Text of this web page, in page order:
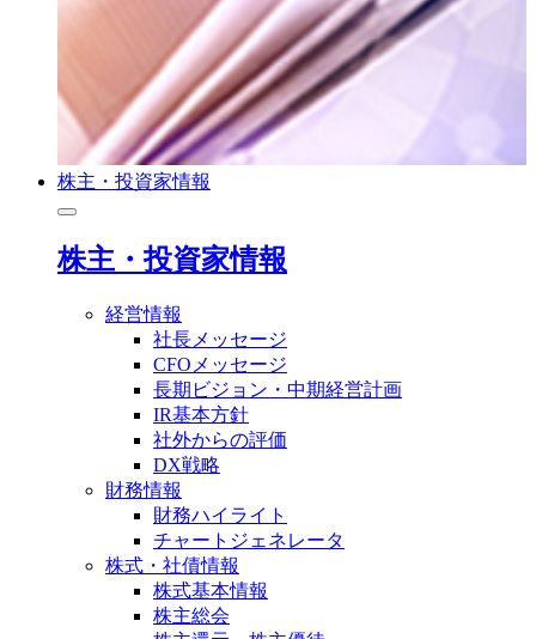
株主・投資家情報
株主・投資家情報
経営情報
社長メッセージ
CFOメッセージ
長期ビジョン・中期経営計画
IR基本方針
社外からの評価
DX戦略
財務情報
財務ハイライト
チャートジェネレータ
株式・社債情報
株式基本情報
株主総会